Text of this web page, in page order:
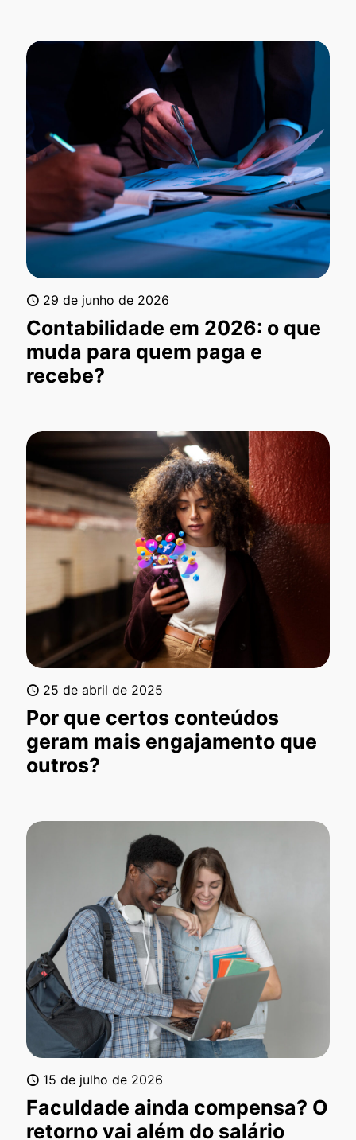
29 de junho de 2026
Contabilidade em 2026: o que
muda para quem paga e
recebe?
25 de abril de 2025
Por que certos conteúdos
geram mais engajamento que
outros?
15 de julho de 2026
Faculdade ainda compensa? O
retorno vai além do salário